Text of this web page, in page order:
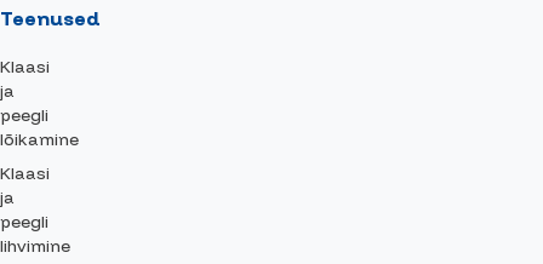
Teenused
Klaasi
ja
peegli
lõikamine
Klaasi
ja
peegli
lihvimine